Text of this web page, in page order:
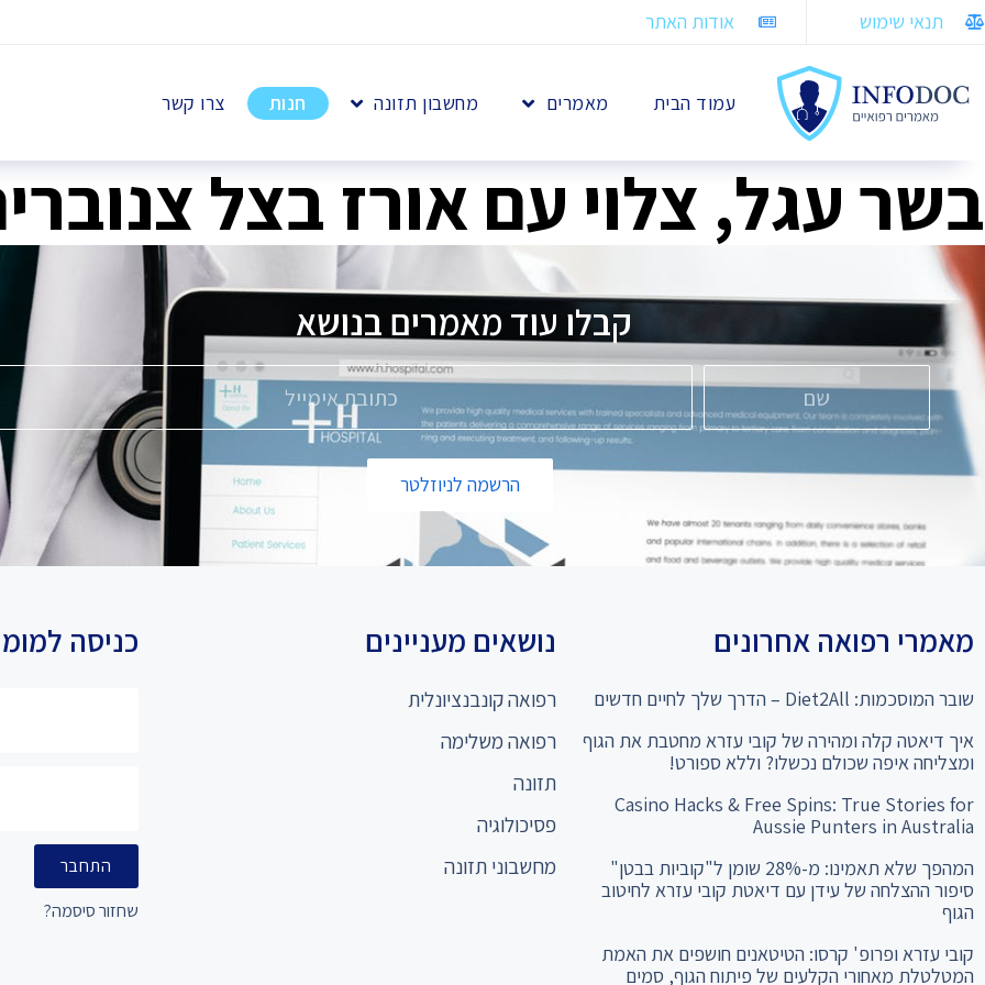
תנאי שימוש אודות האתר
עמוד הבית מאמרים מחשבון תזונה חנות צרו קשר
בשר עגל, צלוי עם אורז בצל
קבלו עוד מאמרים בנושאפ
הרשמה לניוזלטר
מאמרי רפואה אחרונים
שובר המוסכמות: Diet2All – הדרך שלך לחיים חדשים
איך דיאטה קלה ומהירה של קובי עזרא מחטבת את הגוף
ומצליחה איפה שכולם נכשלו? וללא ספורט!
Casino Hacks & Free Spins: True Stories for
Aussie Punters in Australia
המהפך שלא תאמינו: מ-28% שומן ל"קוביות בבטן"
סיפור ההצלחה של עידן עם דיאטת קובי עזרא לחיטוב
הגוף
קובי עזרא ופרופ' קרסו: הטיטאנים חושפים את האמת
המטלטלת מאחורי הקלעים של פיתוח הגוף, סמים
נושאים מעניינים
רפואה קונבנציונלית
רפואה משלימה
תזונה
פסיכולוגיה
מחשבוני תזונה
כניסה
התחבר
שחזור סיסמה?